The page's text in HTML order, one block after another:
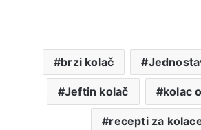
brzi kolač
Jeftin kolač kolac
recepti za